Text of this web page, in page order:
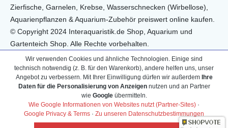
Zierfische, Garnelen, Krebse, Wasserschnecken (Wirbellose),
Aquarienpflanzen & Aquarium-Zubehör preiswert online kaufen.
© Copyright 2024 Interaquaristik.de Shop, Aquarium und
Gartenteich Shop. Alle Rechte vorbehalten.
Wir verwenden Cookies und ähnliche Technologien. Einige sind
technisch notwendig (z. B. für den Warenkorb), andere helfen uns, unser
Angebot zu verbessern. Mit Ihrer Einwilligung dürfen wir außerdem Ihre
Daten für die Personalisierung von Anzeigennutzen und an Partner
wie Googleübermitteln.
Wie Google Informationen von Websites nutzt (Partner-Sites) ·
Google Privacy & Terms · Zu unseren Datenschutzbestimmungen